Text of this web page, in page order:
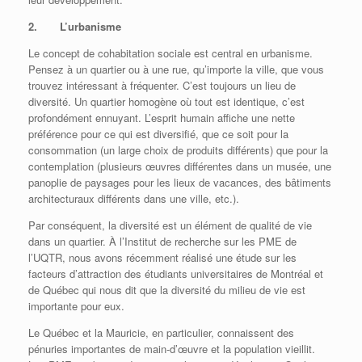
2. L’urbanisme
Le concept de cohabitation sociale est central en urbanisme.
Pensez à un quartier ou à une rue, qu’importe la ville, que vous
trouvez intéressant à fréquenter. C’est toujours un lieu de
diversité. Un quartier homogène où tout est identique, c’est
profondément ennuyant. L’esprit humain affiche une nette
préférence pour ce qui est diversifié, que ce soit pour la
consommation (un large choix de produits différents) que pour la
contemplation (plusieurs œuvres différentes dans un musée, une
panoplie de paysages pour les lieux de vacances, des bâtiments
architecturaux différents dans une ville, etc.).
Par conséquent, la diversité est un élément de qualité de vie
dans un quartier. À l’Institut de recherche sur les PME de
l’UQTR, nous avons récemment réalisé une étude sur les
facteurs d’attraction des étudiants universitaires de Montréal et
de Québec qui nous dit que la diversité du milieu de vie est
importante pour eux.
Le Québec et la Mauricie, en particulier, connaissent des
pénuries importantes de main-d’œuvre et la population vieillit.